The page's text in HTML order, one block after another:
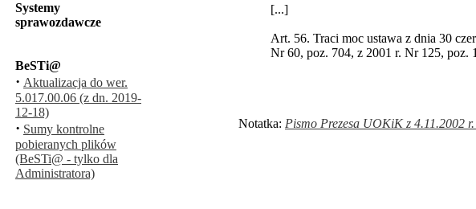
Systemy
sprawozdawcze
BeSTi@
· Aktualizacja do wer.
5.017.00.06 (z dn. 2019-
12-18)
· Sumy kontrolne
pobieranych plików
(BeSTi@ - tylko dla
Administratora)
[...]
Art. 56. Traci moc ustawa z dnia 30
Nr 60, poz. 704, z 2001 r. Nr 125, poz.
Notatka: Pismo Prezesa UOKiK z 4.11.2002